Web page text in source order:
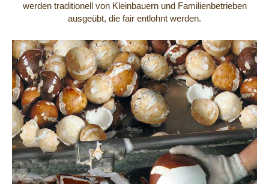
werden traditionell von Kleinbauern und Familienbetrieben
ausgeübt, die fair entlohnt werden.